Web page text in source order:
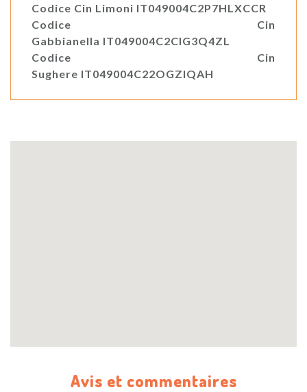
Codice Cin Limoni IT049004C2P7HLXCCR
Codice Cin
Gabbianella IT049004C2CIG3Q4ZL
Codice Cin
Sughere IT049004C22OGZIQAH
Avis et commentaires